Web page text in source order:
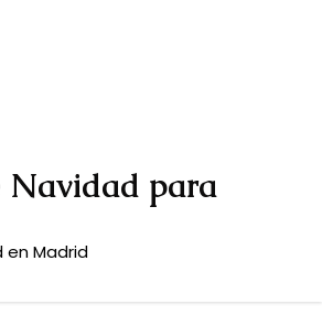
Navidad para
en Madrid